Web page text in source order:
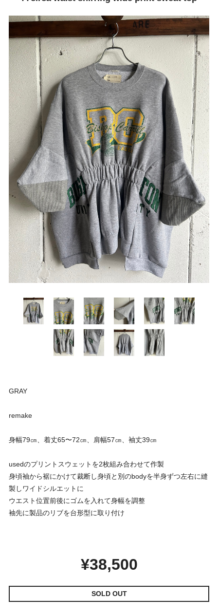
GRAY
remake
身幅79㎝、着丈65〜72㎝、肩幅57㎝、袖丈39㎝
usedのプリントスウェットを2枚組み合わせて作製
身頃袖から裾にかけて裁断し身頃と別のbodyを半身ずつ左右に縫
製しワイドシルエットに
ウエスト位置前後にゴムを入れて身幅を調整
袖先に製品のリブを台形型に取り付け
¥38,500
SOLD OUT